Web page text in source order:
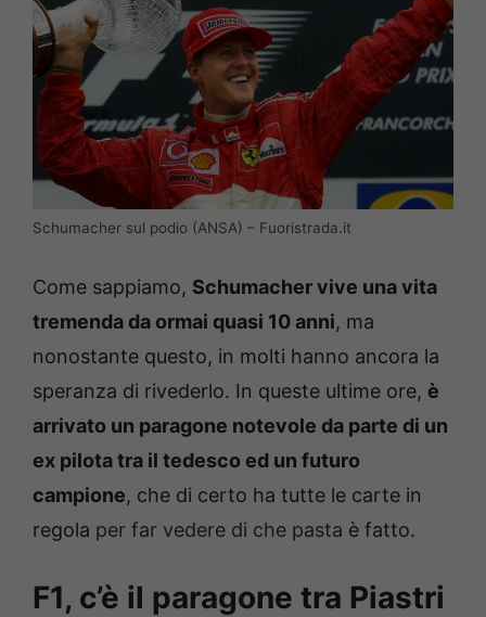
Schumacher sul podio (ANSA) – Fuoristrada.it
Come sappiamo, Schumacher vive una vita
tremenda da ormai quasi 10 anni, ma
nonostante questo, in molti hanno ancora la
speranza di rivederlo. In queste ultime ore, è
arrivato un paragone notevole da parte di un
ex pilota tra il tedesco ed un futuro
campione, che di certo ha tutte le carte in
regola per far vedere di che pasta è fatto.
F1, c’è il paragone tra Piastri